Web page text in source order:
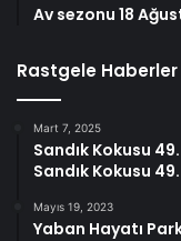
Av sezonu 18
Rastgele Haberler
Mart 7, 2025
Sandık Kokusu
Sandık Kokusu
Mayıs 19, 2023
Yaban Hayatı